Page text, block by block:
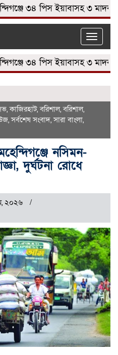
৩৪ পিস ইয়াবাসহ ৩ মাদক
Toggle
৩৪ পিস ইয়াবাসহ ৩ মাদক
,কাজিরহাট,বরিশাল,বরিশাল,
,সর্বশেষ সংবাদ,সারা বাংলা,
নসিমন-
দুর্ঘটনা রোধে
২০২৬